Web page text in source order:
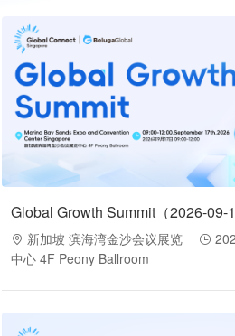
Global Growth Summit（2026-09-
新加坡 滨海湾金沙会议展览
中心 4F Peony Ballroom